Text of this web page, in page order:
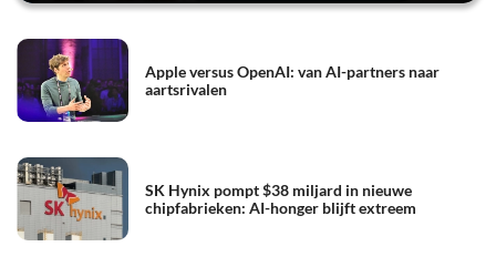
Apple versus OpenAI: van AI-partners naar
aartsrivalen
SK Hynix pompt $38 miljard in nieuwe
chipfabrieken: AI-honger blijft extreem